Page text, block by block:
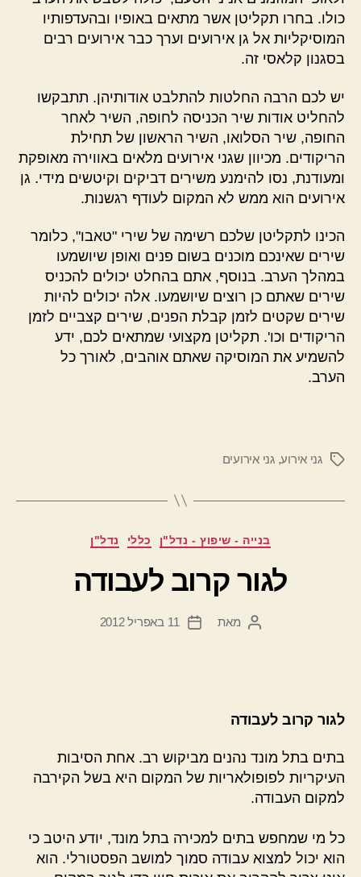
כולו. בחרו תקליטן אשר מתאים באופיו ובהעדפותיו
המוסיקליות אל גן אירועים וערך כבר אירועים רבים
בסגנון קלאסי זה.
יש לכם הרבה החלטות להתלבט אודותיהן. תתבקשו
להחליט אודות שיר הכניסה לחופה, השיר לאחר
החופה, שיר הסלואו, השיר הראשון של תחילת
הריקודים. מכיוון שגני אירועים מלאים באווירה מאופקת
ומעודנת, נסו להימנע משירים דביקים וקיטשים מידי. גן
אירועים הוא ממש לא המקום לעודף רגשנות.
הכינו לתקליטן שלכם רשימה של שירי "טאבו", כלומר
שירים שאינכם מוכנים בשום פנים ואופן שיושמעו
במהלך הערב. בנוסף, אתם בהחלט יכולים להכניס
שירים שאתם כן רוצים שיושמעו. אלה יכולים להיות
שירים שקטים לזמן קבלת הפנים, שירים קצביים לזמן
הריקודים וכו'. תקליטן מקצועי שמתאים לכם, ידע
להשמיע את המוסיקה שאתם אוהבים, לאורך כל
הערב.
תגיותגני אירוע,גני אירועים
קטגוריותבנייה - שיפוץ - נדל"ן כללי נדל"ן
לגור קרוב לעבודה
המחבר
מאת
תאריך
11 באפריל 2012
לגור קרוב לעבודה
בתים בתל מונד נהנים מביקוש רב. אחת הסיבות
העיקריות לפופולאריות של המקום היא בשל הקירבה
למקום העבודה.
כל מי שמחפש בתים למכירה בתל מונד, יודע היטב כי
הוא יכול למצוא עבודה סמוך למושב הפסטורלי. הוא